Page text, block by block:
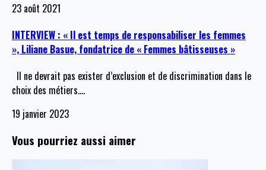
23 août 2021
INTERVIEW : « Il est temps de responsabiliser les femmes
», Liliane Basue, fondatrice de « Femmes bâtisseuses »
Il ne devrait pas exister d’exclusion et de discrimination dans le
choix des métiers.…
19 janvier 2023
Vous pourriez aussi aimer